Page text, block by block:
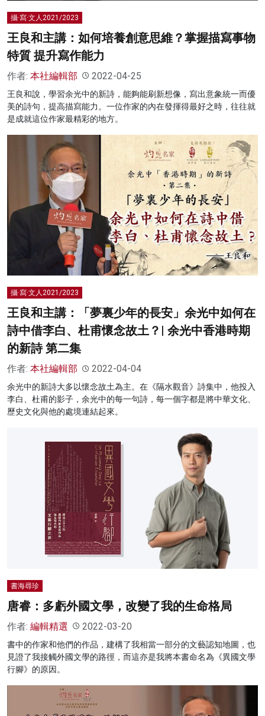
攝·寫·文人2021/2023
王良和主講：如何培養創意思維？掌握描寫事物
特質 提升寫作能力
作者: 本社編輯部 2022-04-25
王良和說，學習余光中的新詩，能夠能刷新想像，寫出意象統一而優
美的詩句，提高描寫能力。一位作家的內在發揮得最好之時，往往就
是成就這位作家最精彩的地方。
攝·寫·文人2021/2023
王良和主講：「夢裏少年的長安」余光中如何在
詩中借李白、杜甫懷念故土？| 余光中香港時期
的新詩 第二集
作者: 本社編輯部 2022-04-04
余光中的新詩大多以懷念故土為主。在《隔水觀音》詩集中，他投入
李白、杜甫的影子，余光中的每一句詩，每一個字都是將中華文化、
歷史文化與他的處境連結起來。
書海尋珍
唐睿：多虧外國文學，改變了我的生命格局
作者: 編輯精選 2022-03-20
書中的作家和他們的作品，建構了我相當一部分的文藝認知地圖，也
見證了我接觸外國文學的路徑，而這亦是我將本書命名為《異國文學
行腳》的原因。